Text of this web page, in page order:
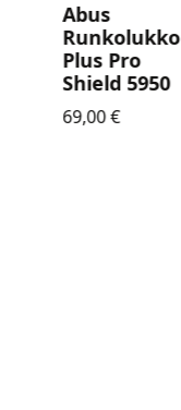
Abus
Runkolukko
Plus Pro
Shield 5950
69,00€